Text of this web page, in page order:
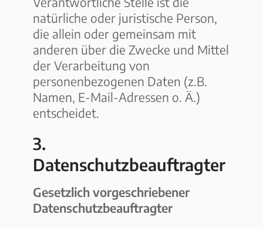
natürliche oder juristische Person,
die allein oder gemeinsam mit
anderen über die Zwecke und Mittel
der Verarbeitung von
personenbezogenen Daten (z.B.
Namen, E-Mail-Adressen o. Ä.)
entscheidet.
3.
Datenschutzbeauftragter
Gesetzlich vorgeschriebener
Datenschutzbeauftragter